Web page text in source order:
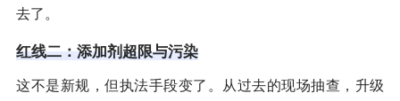
去了。
红线二：添加剂超限与污染
这不是新规，但执法手段变了。从过去的现场抽查，升级